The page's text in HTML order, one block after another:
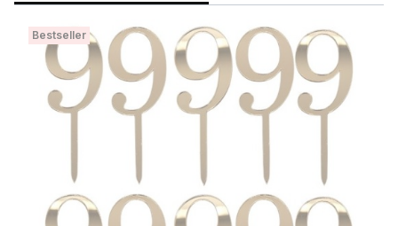
Bestseller